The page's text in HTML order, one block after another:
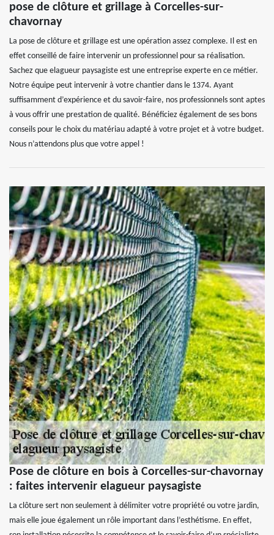
pose de clôture et grillage à Corcelles-sur-
chavornay
La pose de clôture et grillage est une opération assez complexe. Il est en
effet conseillé de faire intervenir un professionnel pour sa réalisation.
Sachez que elagueur paysagiste est une entreprise experte en ce métier.
Notre équipe peut intervenir à votre chantier dans le 1374. Ayant
suffisamment d’expérience et du savoir-faire, nos professionnels sont aptes
à vous offrir une prestation de qualité. Bénéficiez également de ses bons
conseils pour le choix du matériau adapté à votre projet et à votre budget.
Nous n’attendons plus que votre appel !
Pose de clôture en bois à Corcelles-sur-chavornay
: faites intervenir elagueur paysagiste
La clôture sert non seulement à délimiter votre propriété ou votre jardin,
mais elle joue également un rôle important dans l’esthétisme. En effet,